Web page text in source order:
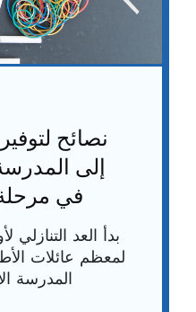
نصائح
إلى
في
بدأ العد
لمعظم عائلات
المدرسة